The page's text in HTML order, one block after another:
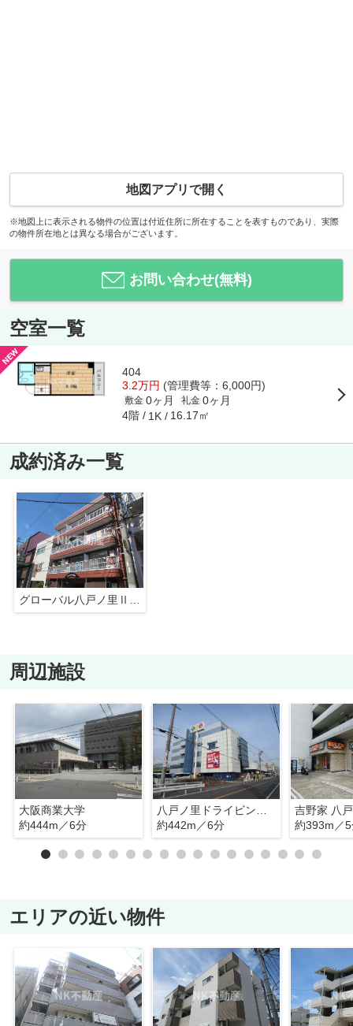
地図アプリで開く
※地図上に表示される物件の位置は付近住所に所在することを表すものであり、実際
の物件所在地とは異なる場合がございます。
お問い合わせ(無料)
空室一覧
404
3.2万円 (管理費等：6,000円)
敷金 0ヶ月 礼金 0ヶ月
4階 1K 16.17㎡
成約済み一覧
周辺施設
大阪商業大学
約444m／6分
八戸ノ里ドライビングスクール
約442m／6分
吉野家 八
約393m／
エリアの近い物件